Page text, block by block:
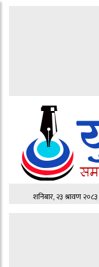
शनिबार, २३ श्रावण २०८३